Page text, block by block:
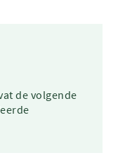
de volgende